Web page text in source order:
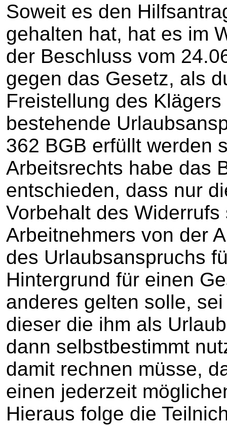
Soweit es den
gehalten hat, hat es im
der Beschluss vom
gegen das Gesetz, als
Freistellung des
bestehende
362 BGB erfüllt werden
Arbeitsrechts habe das
entschieden, dass nur
Vorbehalt des
Arbeitnehmers von der
des Urlaubsanspruchs
Hintergrund für einen
anderes gelten solle,
dieser die ihm als
dann selbstbestimmt
damit rechnen müsse,
einen jederzeit
Hieraus folge die